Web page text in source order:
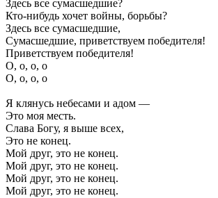
Здесь все сумасшедшие?
Кто-нибудь хочет войны, борьбы?
Здесь все сумасшедшие,
Сумасшедшие, приветствуем победителя!
Приветствуем победителя!
О, о, о, о
О, о, о, о
Я клянусь небесами и адом —
Это моя месть.
Слава Богу, я выше всех,
Это не конец.
Мой друг, это не конец.
Мой друг, это не конец.
Мой друг, это не конец.
Мой друг, это не конец.